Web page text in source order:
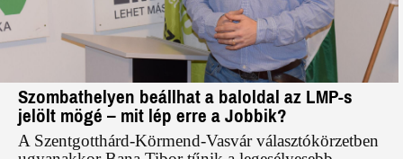
Szombathelyen beállhat a baloldal az LMP-s
jelölt mögé – mit lép erre a Jobbik?
A Szentgotthárd-Körmend-Vasvár választókörzetben